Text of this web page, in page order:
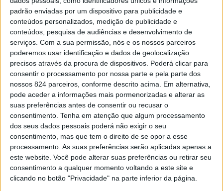
padrão enviadas por um dispositivo para publicidade e
conteúdos personalizados, medição de publicidade e
conteúdos, pesquisa de audiências e desenvolvimento de
serviços. Com a sua permissão, nós e os nossos parceiros
poderemos usar identificação e dados de geolocalização
precisos através da procura de dispositivos. Poderá clicar para
consentir o processamento por nossa parte e pela parte dos
nossos 824 parceiros, conforme descrito acima. Em alternativa,
pode aceder a informações mais pormenorizadas e alterar as
suas preferências antes de consentir ou recusar o
consentimento. Tenha em atenção que algum processamento
dos seus dados pessoais poderá não exigir o seu
consentimento, mas que tem o direito de se opor a esse
processamento. As suas preferências serão aplicadas apenas a
este website. Você pode alterar suas preferências ou retirar seu
consentimento a qualquer momento voltando a este site e
clicando no botão "Privacidade" na parte inferior da página.
Altice reforça apoio à GNR com equipamentos e
comunicações para todos...
Patrícia Leitão - 11 de Fevereiro, 2021
Publicidade